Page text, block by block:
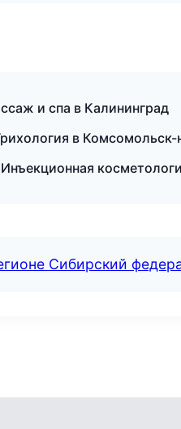
и спа в Калининград
в
Сибирский